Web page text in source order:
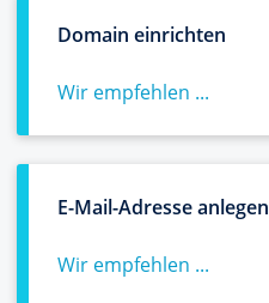
Domain einrichten
Wir empfehlen ...
E-Mail-Adresse anlegen
Wir empfehlen ...